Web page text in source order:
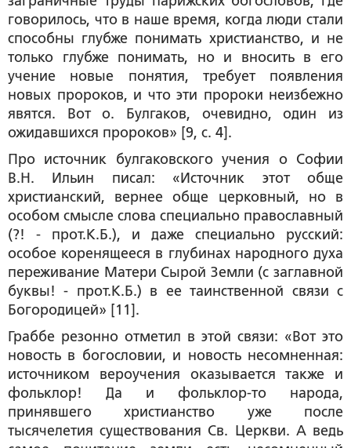
говорилось, что в наше время, когда люди стали
способны глубже понимать христианство, и не
только глубже понимать, но и вносить в его
учение новые понятия, требует появления
новых пророков, и что эти пророки неизбежно
явятся. Вот о. Булгаков, очевидно, один из
ожидавшихся пророков» [9, с. 4].
Про источник булгаковского учения о Софии
В.Н. Ильин писал: «Источник этот обще
христианский, вернее обще церковный, но в
особом смысле слова специально православный
(?! - прот.К.Б.), и даже специально русский:
особое коренящееся в глубинах народного духа
переживание Матери Сырой Земли (с заглавной
буквы! - прот.К.Б.) в ее таинственной связи с
Богородицей» [11].
Граббе резонно отметил в этой связи: «Вот это
новость в богословии, и новость несомненная:
источником вероучения оказывается также и
фольклор! Да и фольклор-то народа,
принявшего христианство уже после
тысячелетия существования Св. Церкви. А ведь